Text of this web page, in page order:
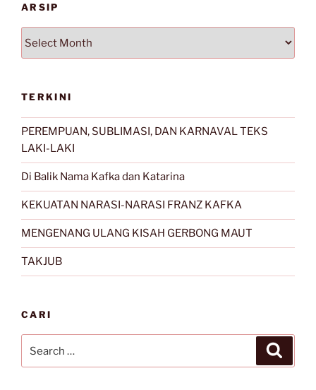
ARSIP
TERKINI
PEREMPUAN, SUBLIMASI, DAN KARNAVAL TEKS
LAKI-LAKI
Di Balik Nama Kafka dan Katarina
KEKUATAN NARASI-NARASI FRANZ KAFKA
MENGENANG ULANG KISAH GERBONG MAUT
TAKJUB
CARI